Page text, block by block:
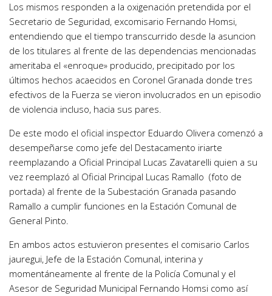
Los mismos responden a la oxigenación pretendida por el
Secretario de Seguridad, excomisario Fernando Homsi,
entendiendo que el tiempo transcurrido desde la asuncion
de los titulares al frente de las dependencias mencionadas
ameritaba el «enroque» producido, precipitado por los
últimos hechos acaecidos en Coronel Granada donde tres
efectivos de la Fuerza se vieron involucrados en un episodio
de violencia incluso, hacia sus pares.
De este modo el oficial inspector Eduardo Olivera comenzó a
desempeñarse como jefe del Destacamento iriarte
reemplazando a Oficial Principal Lucas Zavatarelli quien a su
vez reemplazó al Oficial Principal Lucas Ramallo (foto de
portada) al frente de la Subestación Granada pasando
Ramallo a cumplir funciones en la Estación Comunal de
General Pinto.
En ambos actos estuvieron presentes el comisario Carlos
jauregui, Jefe de la Estación Comunal, interina y
momentáneamente al frente de la Policía Comunal y el
Asesor de Seguridad Municipal Fernando Homsi como así